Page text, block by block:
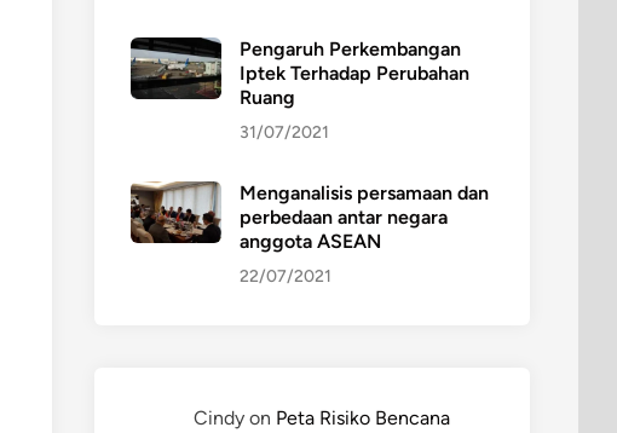
Pengaruh Perkembangan
Iptek Terhadap Perubahan
Ruang
31/07/2021
Menganalisis persamaan dan
perbedaan antar negara
anggota ASEAN
22/07/2021
Cindy on Peta Risiko Bencana